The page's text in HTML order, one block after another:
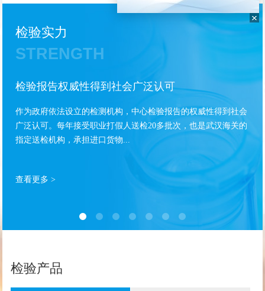
检验实力
STRENGTH
检验报告权威性得到社会广泛认可
作为政府依法设立的检测机构，中心检验报告的权威性得到社会
广泛认可。每年接受职业打假人送检20多批次，也是武汉海关的
指定送检机构，承担进口货物...
查看更多 >
检验产品